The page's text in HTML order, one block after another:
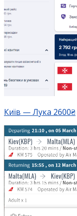
Київ — Лука 2600₴